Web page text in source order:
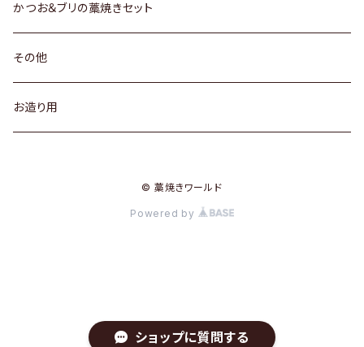
ショップに質問する
かつお＆ブリの藁焼きセット
その他
お造り用
© 藁焼きワールド
Powered by